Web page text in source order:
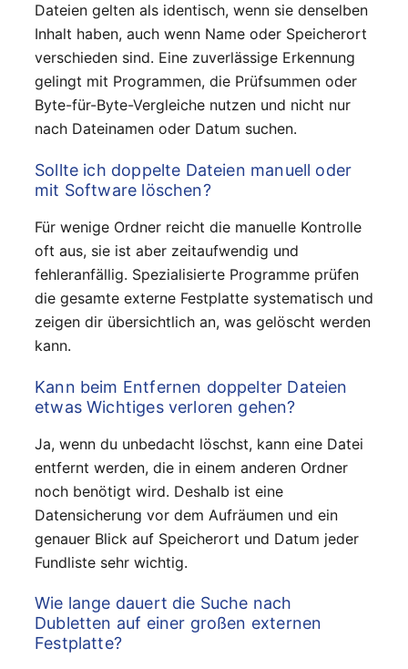
Dateien gelten als identisch, wenn sie denselben
Inhalt haben, auch wenn Name oder Speicherort
verschieden sind. Eine zuverlässige Erkennung
gelingt mit Programmen, die Prüfsummen oder
Byte-für-Byte-Vergleiche nutzen und nicht nur
nach Dateinamen oder Datum suchen.
Sollte ich doppelte Dateien manuell oder
mit Software löschen?
Für wenige Ordner reicht die manuelle Kontrolle
oft aus, sie ist aber zeitaufwendig und
fehleranfällig. Spezialisierte Programme prüfen
die gesamte externe Festplatte systematisch und
zeigen dir übersichtlich an, was gelöscht werden
kann.
Kann beim Entfernen doppelter Dateien
etwas Wichtiges verloren gehen?
Ja, wenn du unbedacht löschst, kann eine Datei
entfernt werden, die in einem anderen Ordner
noch benötigt wird. Deshalb ist eine
Datensicherung vor dem Aufräumen und ein
genauer Blick auf Speicherort und Datum jeder
Fundliste sehr wichtig.
Wie lange dauert die Suche nach
Dubletten auf einer großen externen
Festplatte?